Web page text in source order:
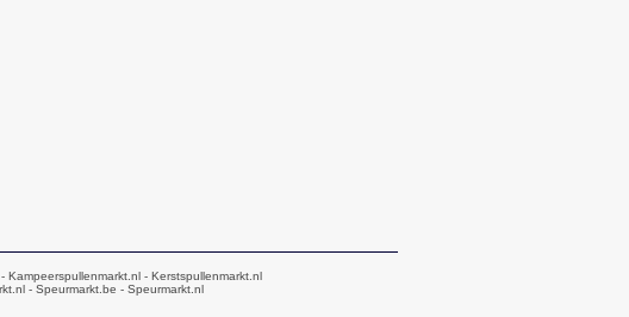
- Kampeerspullenmarkt.nl - Kerstspullenmarkt.nl
- Speurmarkt.be - Speurmarkt.nl